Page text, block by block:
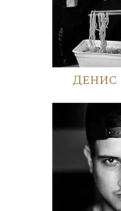
Денис